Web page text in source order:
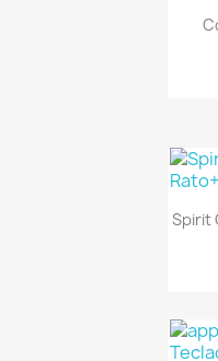
Spirit